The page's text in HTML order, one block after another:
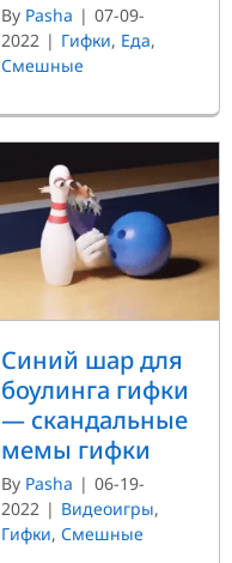
By Pasha | 07-09-
2022 | Гифки, Еда,
Смешные
Синий шар для
боулинга гифки
— скандальные
мемы гифки
By Pasha | 06-19-
2022 | Видеоигры,
Гифки, Смешные